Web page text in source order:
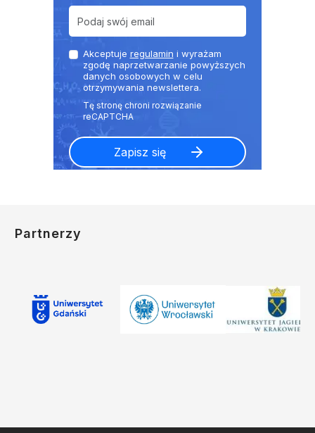
Akceptuje regulamin i wyrażam
zgodę naprzetwarzanie powyższych
danych osobowych w celu
otrzymywania newslettera.
Partnerzy